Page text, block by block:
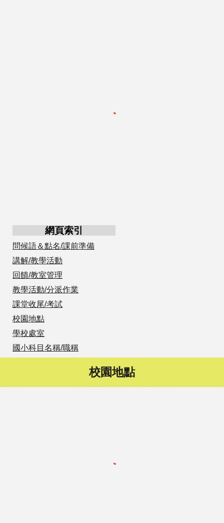
網頁索引
問候語＆點名/課前準備
講解/教學活動
回饋/教室管理
教學活動/分派作業
課堂收尾/考試
校園地點
學校處室
國小科目名稱/職稱
校園地點